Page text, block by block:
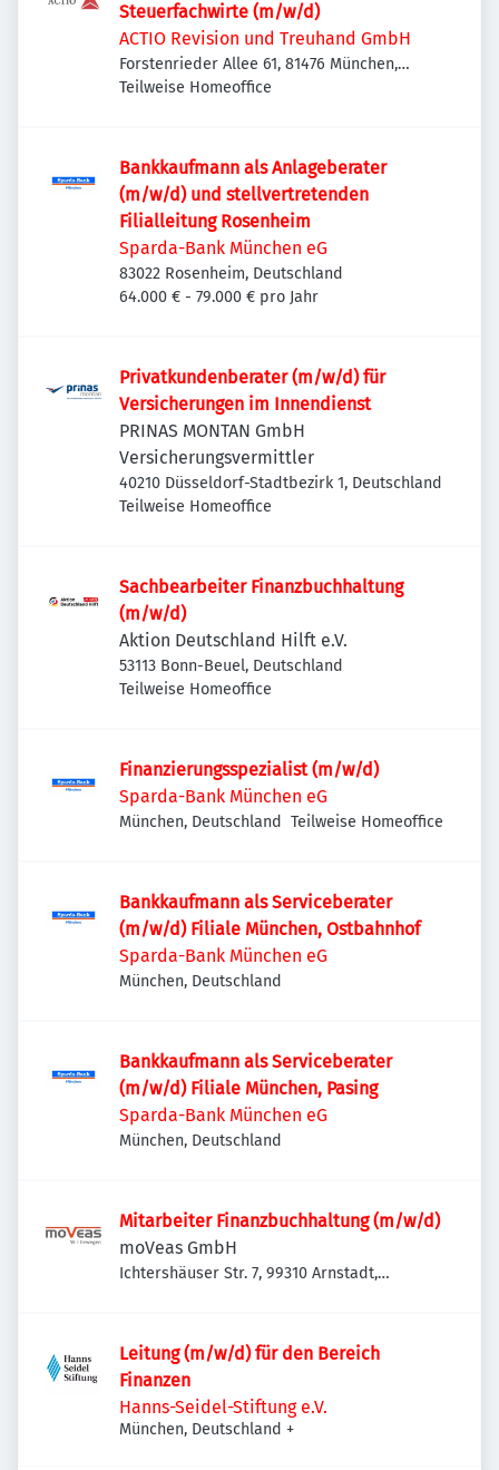
Steuerfachwirte (m/w/d)
ACTIO Revision und Treuhand GmbH
Forstenrieder Allee 61, 81476 München,
Deutschland
Teilweise Homeoffice
Bankkaufmann als Anlageberater
(m/w/d) und stellvertretenden
Filialleitung Rosenheim
Sparda-Bank München eG
83022 Rosenheim, Deutschland
64.000 € - 79.000 € pro Jahr
Privatkundenberater (m/w/d) für
Versicherungen im Innendienst
PRINAS MONTAN GmbH
Versicherungsvermittler
40210 Düsseldorf-Stadtbezirk 1, Deutschland
Teilweise Homeoffice
Sachbearbeiter Finanzbuchhaltung
(m/w/d)
Aktion Deutschland Hilft e.V.
53113 Bonn-Beuel, Deutschland
Teilweise Homeoffice
Finanzierungsspezialist (m/w/d)
Sparda-Bank München eG
München, Deutschland Teilweise Homeoffice
Bankkaufmann als Serviceberater
(m/w/d) Filiale München, Ostbahnhof
Sparda-Bank München eG
München, Deutschland
Bankkaufmann als Serviceberater
(m/w/d) Filiale München, Pasing
Sparda-Bank München eG
München, Deutschland
Mitarbeiter Finanzbuchhaltung (m/w/d)
moVeas GmbH
Ichtershäuser Str. 7, 99310 Arnstadt,
Leitung (m/w/d) für den Bereich
Finanzen
Hanns-Seidel-Stiftung e.V.
München, Deutschland +